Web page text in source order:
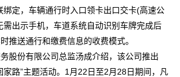
绑定，车辆通行时入口领卡出口交卡(高速公
需出示手机，车道系统自动识别车牌完成后
推送通行和缴费信息的收费模式。
份有限公司总监汤成介绍，该公司推出
家路”主题活动。1月22日至2月28日期间，凡